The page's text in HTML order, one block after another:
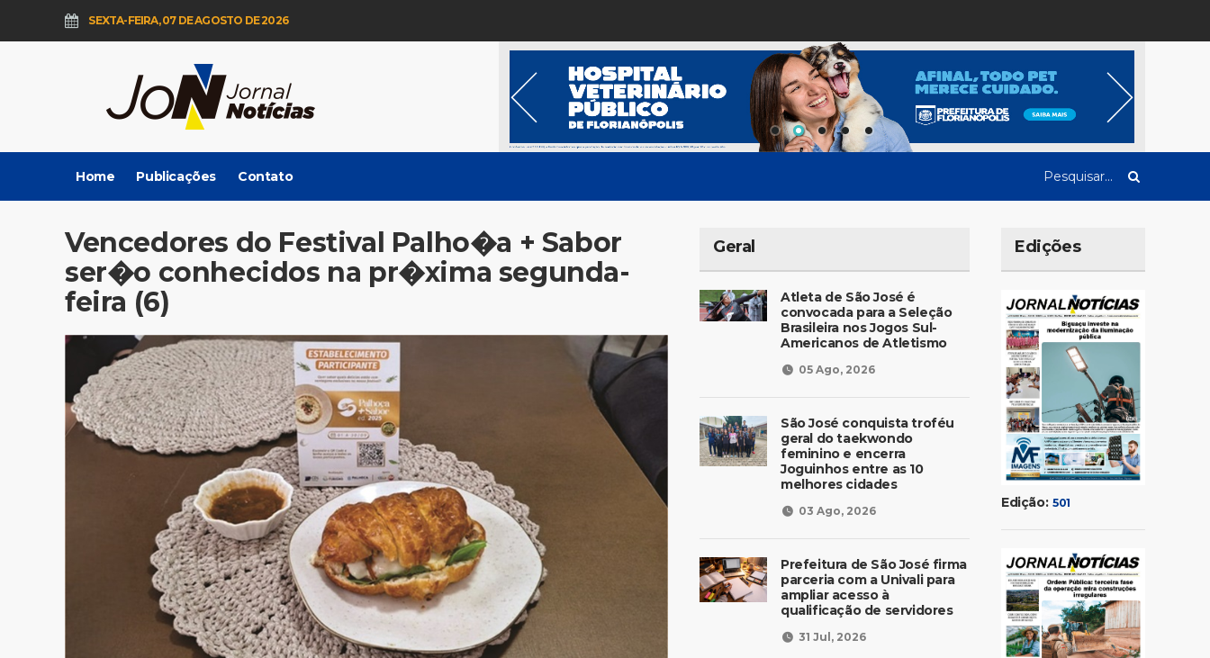
SEXTA-FEIRA, 07 DE AGOSTO DE 2026
Home Publicações Contato
Vencedores do Festival Palho�a + Sabor
ser�o conhecidos na pr�xima segunda-
feira (6)
Geral
Atleta de São José é
convocada para a Seleção
Brasileira nos Jogos Sul-
Americanos de Atletismo
05 Ago, 2026
São José conquista troféu
geral do taekwondo
feminino e encerra
Joguinhos entre as 10
melhores cidades
03 Ago, 2026
Prefeitura de São José firma
parceria com a Univali para
ampliar acesso à
qualificação de servidores
31 Jul, 2026
Edições
Edição: 501